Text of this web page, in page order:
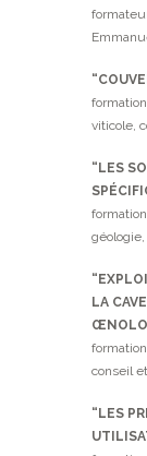
viticole,
“LES
LA
conseil
“LES